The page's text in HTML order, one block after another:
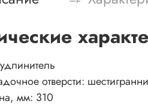
удлинитель
отверсти:
мм: 310